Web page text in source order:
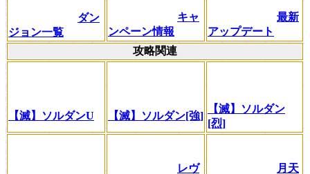
ダン
ジョン一覧
キャ
ンペーン情報
最新
アップデート
攻略関連
【滅】ソルダンU 【滅】ソルダン[強]
【滅】ソルダン
[烈]
レヴ 月天